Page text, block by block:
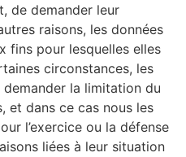
de demander leur
raisons, les données
fins pour lesquelles elles
circonstances, les
la limitation du
et dans ce cas nous les
l’exercice ou la défense
liées à leur situation